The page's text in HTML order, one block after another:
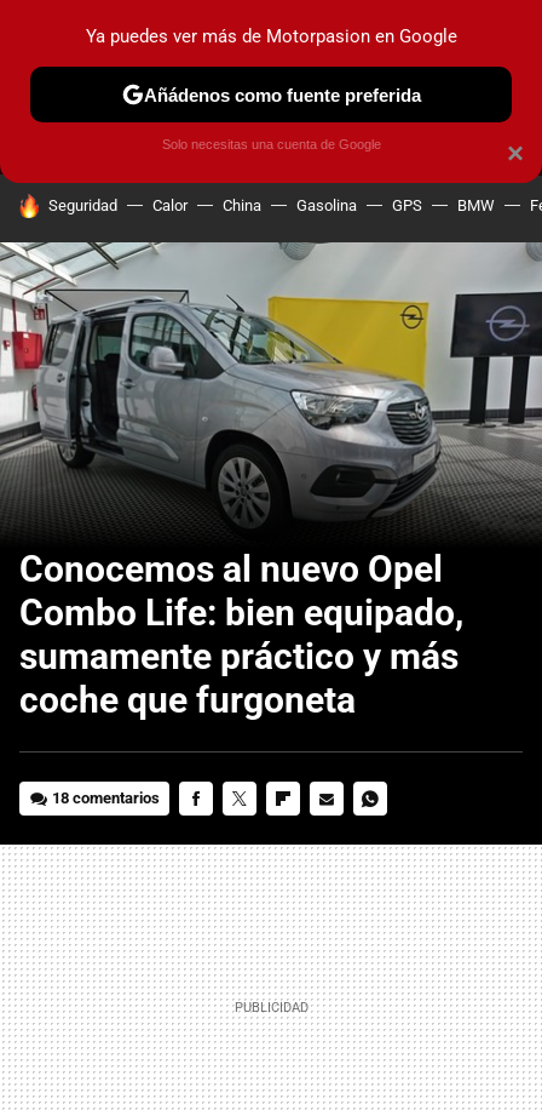
MENÚ NUEVO
COCHES ELÉCTRICOS OBSERVATORIO
HOY SE HABLA DE
Seguridad Calor China Gasolina GPS BMW
Conocemos al nuevo Opel
Combo Life: bien equipado,
sumamente práctico y más
coche que furgoneta
18 comentarios
MAIL
×
Ya puedes ver más de Motorpasion en Google
Añádenos como fuente preferida
Solo necesitas una cuenta de Google